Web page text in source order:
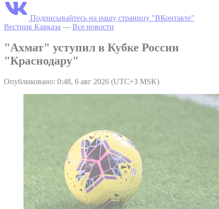
Подписывайтесь на нашу страницу "ВКонтакте"
Вестник Кавказа — Все новости
"Ахмат" уступил в Кубке России
"Краснодару"
Опубликовано: 0:48, 6 авг 2026 (UTC+3 MSK)